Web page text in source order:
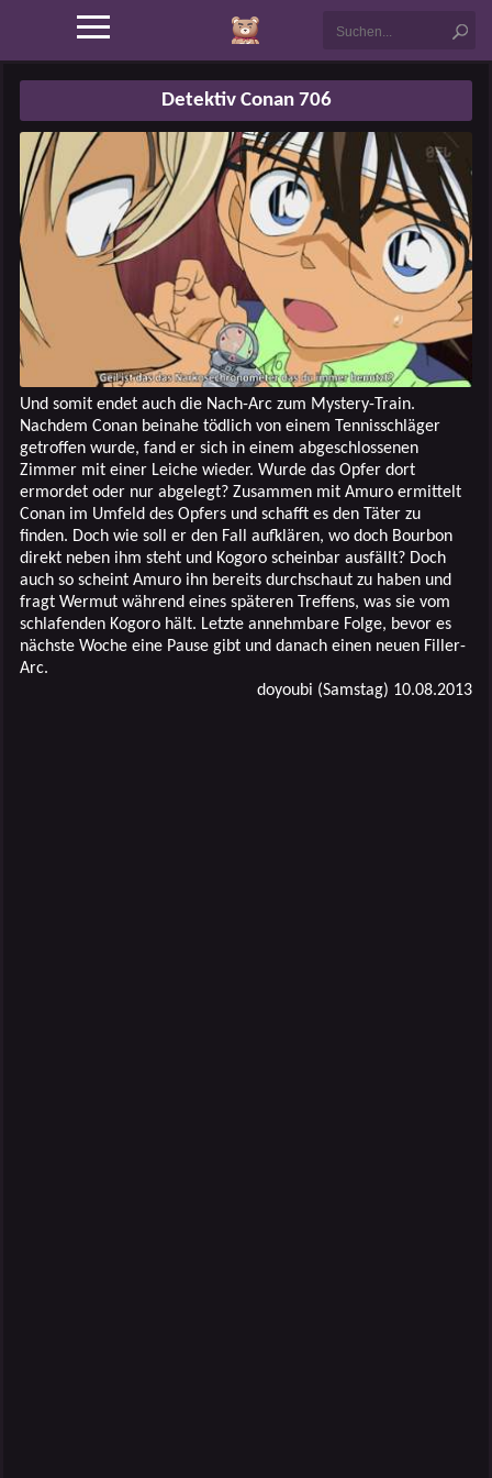
Detektiv Conan 706
Und somit endet auch die Nach-Arc zum Mystery-Train.
Nachdem Conan beinahe tödlich von einem Tennisschläger
getroffen wurde, fand er sich in einem abgeschlossenen
Zimmer mit einer Leiche wieder. Wurde das Opfer dort
ermordet oder nur abgelegt? Zusammen mit Amuro ermittelt
Conan im Umfeld des Opfers und schafft es den Täter zu
finden. Doch wie soll er den Fall aufklären, wo doch Bourbon
direkt neben ihm steht und Kogoro scheinbar ausfällt? Doch
auch so scheint Amuro ihn bereits durchschaut zu haben und
fragt Wermut während eines späteren Treffens, was sie vom
schlafenden Kogoro hält. Letzte annehmbare Folge, bevor es
nächste Woche eine Pause gibt und danach einen neuen Filler-
Arc.
doyoubi (Samstag) 10.08.2013